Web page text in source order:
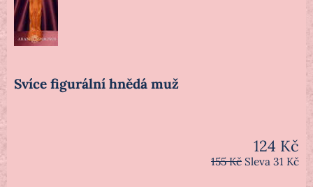
Svíce figurální hnědá muž
124 Kč
155 Kč Sleva 31 Kč